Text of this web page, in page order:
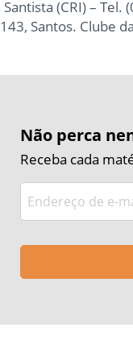
Santista (CRI) –
Santos. Clube
Não perca
Receba cada